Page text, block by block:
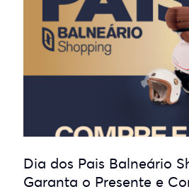
Dia dos Pais Balneário
Garanta o Presente e